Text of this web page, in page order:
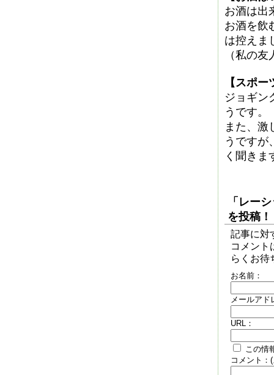
お酒は出
お酒を飲
は控えま
（私の
【スポ
ジョギン
うです。
また、激
うですが
く聞きま
「レー
を投稿！
記事に対
コメント
らくお待
お名前：
メールアド
URL：
この情
コメント：